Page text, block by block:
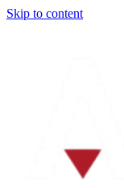
Skip to content